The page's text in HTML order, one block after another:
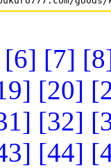
[6] [7]
[20]
[32]
[44]